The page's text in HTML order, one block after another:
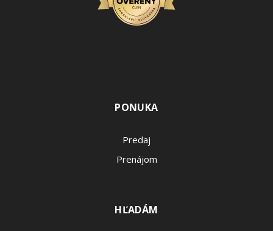
PONUKA
Predaj
Prenájom
HĽADÁM